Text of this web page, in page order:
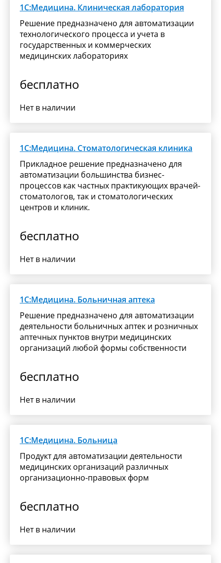
1С:Медицина. Клиническая лаборатория
Решение предназначено для автоматизации
технологического процесса и учета в
государственных и коммерческих
медицинских лабораториях
бесплатно
Нет в наличии
1С:Медицина. Стоматологическая клиника
Прикладное решение предназначено для
автоматизации большинства бизнес-
процессов как частных практикующих врачей-
стоматологов, так и стоматологических
центров и клиник.
бесплатно
Нет в наличии
1С:Медицина. Больничная аптека
Решение предназначено для автоматизации
деятельности больничных аптек и розничных
аптечных пунктов внутри медицинских
организаций любой формы собственности
бесплатно
Нет в наличии
1С:Медицина. Больница
Продукт для автоматизации деятельности
медицинских организаций различных
организационно-правовых форм
бесплатно
Нет в наличии